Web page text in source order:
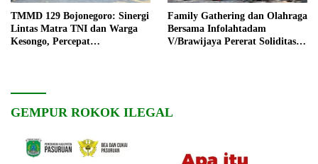
TMMD 129 Bojonegoro: Sinergi
Lintas Matra TNI dan Warga
Kesongo, Percepat
Family Gathering dan Olahraga
Bersama Infolahtadam
V/Brawijaya Pererat Soliditas
GEMPUR ROKOK ILEGAL